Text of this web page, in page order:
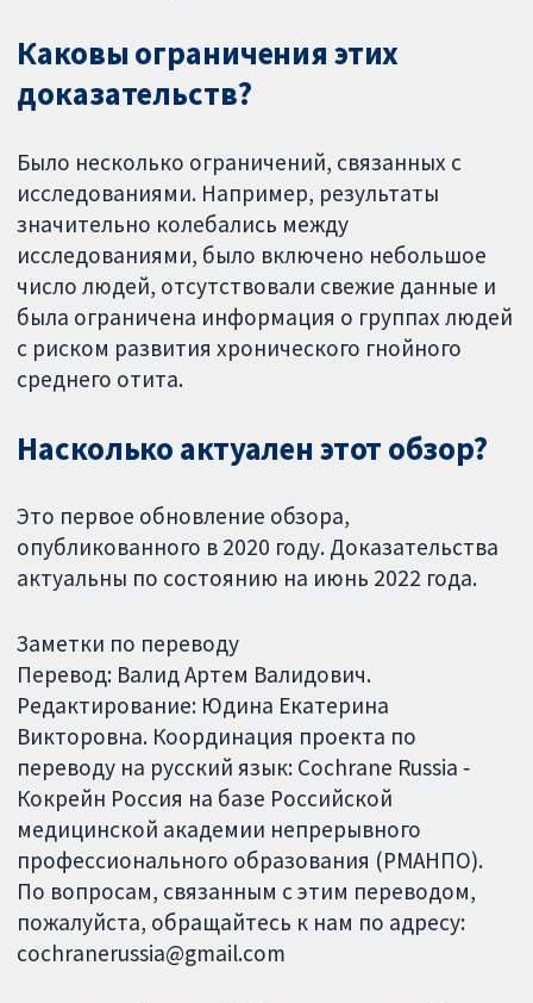
Каковы ограничения этих
доказательств?
Было несколько ограничений, связанных с
исследованиями. Например, результаты
значительно колебались между
исследованиями, было включено небольшое
число людей, отсутствовали свежие данные и
была ограничена информация о группах людей
с риском развития хронического гнойного
среднего отита.
Насколько актуален этот обзор?
Это первое обновление обзора,
опубликованного в 2020 году. Доказательства
актуальны по состоянию на июнь 2022 года.
Заметки по переводу
Перевод: Валид Артем Валидович.
Редактирование: Юдина Екатерина
Викторовна. Координация проекта по
переводу на русский язык: Cochrane Russia ‐
Кокрейн Россия на базе Российской
медицинской академии непрерывного
профессионального образования (РМАНПО).
По вопросам, связанным с этим переводом,
пожалуйста, обращайтесь к нам по адресу:
cochranerussia@gmail.com